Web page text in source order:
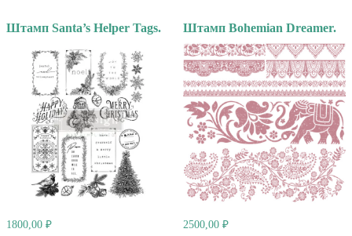
Штамп Santa’s Helper Tags.
1800,00 ₽
Штамп Bohemian Dreamer.
2500,00 ₽